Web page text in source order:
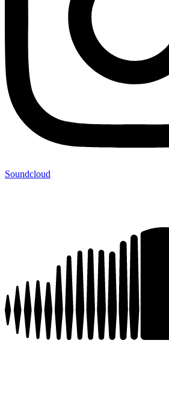
Soundcloud